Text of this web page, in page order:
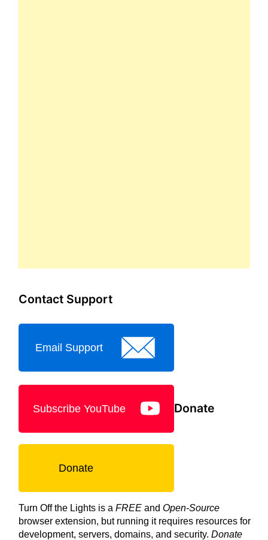
Contact Support
Email Support
Subscribe YouTube Donate
Donate
Turn Off the Lights is a FREE and Open-Source
browser extension, but running it requires resources for
development, servers, domains, and security. Donate